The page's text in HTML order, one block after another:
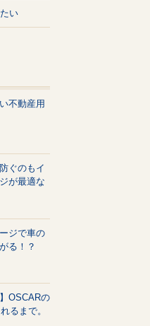
い
不動産用
ぐのもイ
が最適な
ジで車の
る！？
OSCARの
るまで。